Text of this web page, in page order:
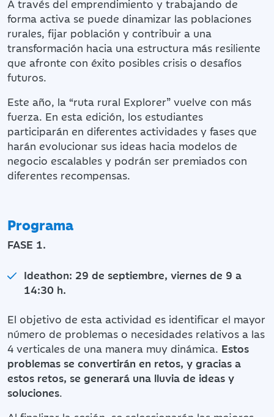
A través del emprendimiento y trabajando de
forma activa se puede dinamizar las poblaciones
rurales, fijar población y contribuir a una
transformación hacia una estructura más resiliente
que afronte con éxito posibles crisis o desafíos
futuros.
Este año, la “ruta rural Explorer” vuelve con más
fuerza. En esta edición, los estudiantes
participarán en diferentes actividades y fases que
harán evolucionar sus ideas hacia modelos de
negocio escalables y podrán ser premiados con
diferentes recompensas.
Programa
FASE 1.
Ideathon: 29 de septiembre, viernes de 9 a
14:30 h.
El objetivo de esta actividad es identificar el mayor
número de problemas o necesidades relativos a las
4 verticales de una manera muy dinámica. Estos
problemas se convertirán en retos, y gracias a
estos retos, se generará una lluvia de ideas y
soluciones.